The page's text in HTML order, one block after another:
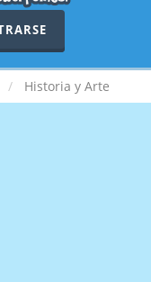
Historia y Arte